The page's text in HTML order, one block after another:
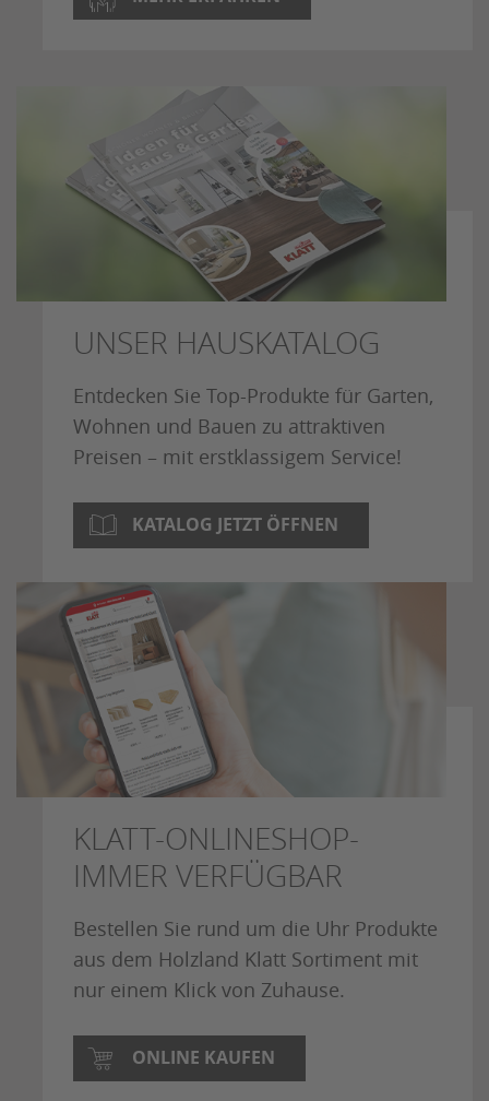
UNSER HAUSKATALOG
Entdecken Sie Top-Produkte für Garten,
Wohnen und Bauen zu attraktiven
Preisen – mit erstklassigem Service!
KATALOG JETZT ÖFFNEN
KLATT-ONLINESHOP-
IMMER VERFÜGBAR
Bestellen Sie rund um die Uhr Produkte
aus dem Holzland Klatt Sortiment mit
nur einem Klick von Zuhause.
ONLINE KAUFEN